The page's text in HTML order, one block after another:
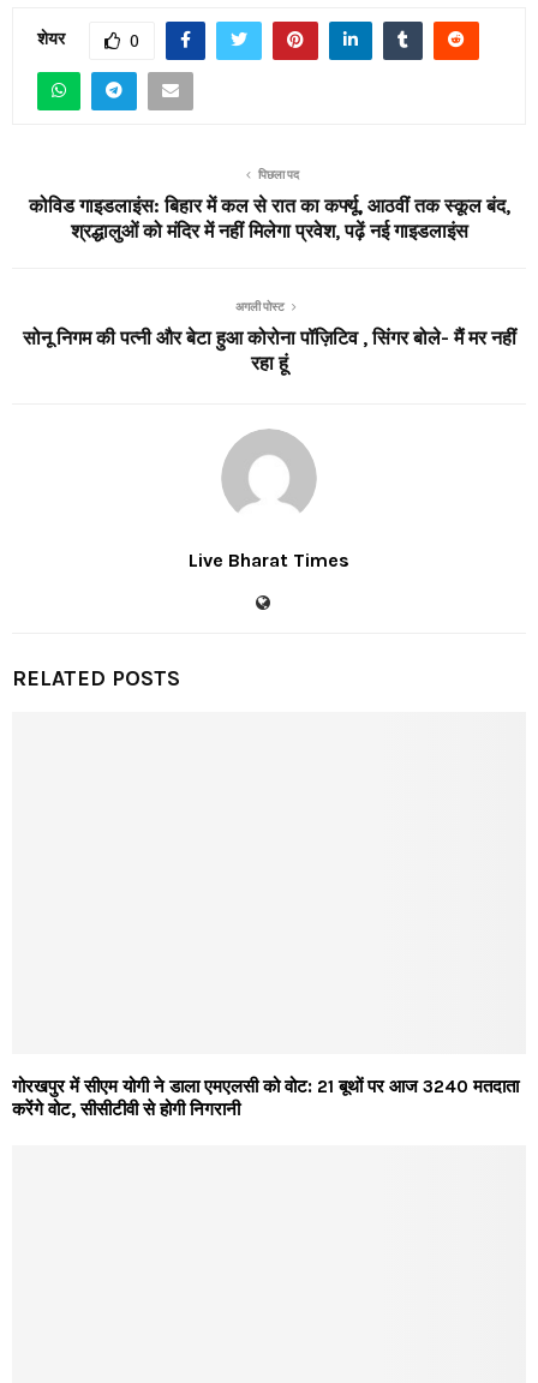
शेयर 0
पिछला पद
कोविड गाइडलाइंस: बिहार में कल से रात का कर्फ्यू, आठवीं तक स्कूल बंद,
श्रद्धालुओं को मंदिर में नहीं मिलेगा प्रवेश, पढ़ें नई गाइडलाइंस
अगली पोस्ट
सोनू निगम की पत्नी और बेटा हुआ कोरोना पॉज़िटिव , सिंगर बोले- मैं मर नहीं
रहा हूं
Live Bharat Times
RELATED POSTS
गोरखपुर में सीएम योगी ने डाला एमएलसी को वोट: 21 बूथों पर आज 3240 मतदाता
करेंगे वोट, सीसीटीवी से होगी निगरानी